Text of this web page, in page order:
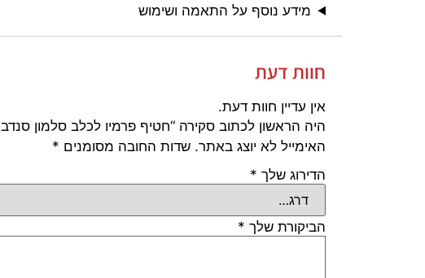
מידע נוסף על התאמה ושימוש
חוות דעת
אין עדיין חוות דעת.
היה הראשון לכתוב סקירה “חטיף פרמיו לכלב סלמון סנדביץ 100
האימייל לא יוצג באתר. שדות החובה מסומנים *
הדירוג שלך *
הביקורת שלך *